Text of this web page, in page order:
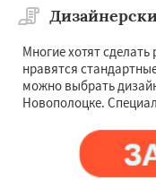
Многие хотят
нравятся
можно выбрать
Новополоцке.